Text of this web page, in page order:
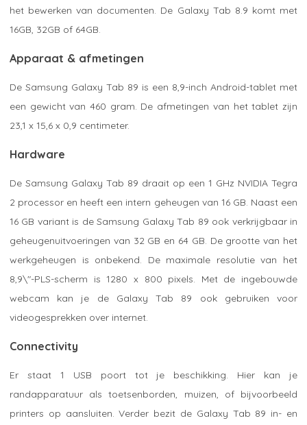
het bewerken van documenten. De Galaxy Tab 8.9 komt met
16GB, 32GB of 64GB.
Apparaat & afmetingen
De Samsung Galaxy Tab 89 is een 8,9-inch Android-tablet met
een gewicht van 460 gram. De afmetingen van het tablet zijn
23,1 x 15,6 x 0,9 centimeter.
Hardware
De Samsung Galaxy Tab 89 draait op een 1 GHz NVIDIA Tegra
2 processor en heeft een intern geheugen van 16 GB. Naast een
16 GB variant is de Samsung Galaxy Tab 89 ook verkrijgbaar in
geheugenuitvoeringen van 32 GB en 64 GB. De grootte van het
werkgeheugen is onbekend. De maximale resolutie van het
8,9\"-PLS-scherm is 1280 x 800 pixels. Met de ingebouwde
webcam kan je de Galaxy Tab 89 ook gebruiken voor
videogesprekken over internet.
Connectivity
Er staat 1 USB poort tot je beschikking. Hier kan je
randapparatuur als toetsenborden, muizen, of bijvoorbeeld
printers op aansluiten. Verder bezit de Galaxy Tab 89 in- en